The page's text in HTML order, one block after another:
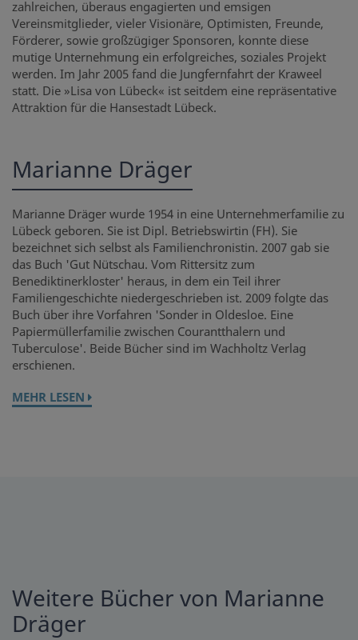
zahlreichen, überaus engagierten und emsigen
Vereinsmitglieder, vieler Visionäre, Optimisten, Freunde,
Förderer, sowie großzügiger Sponsoren, konnte diese
mutige Unternehmung ein erfolgreiches, soziales Projekt
werden. Im Jahr 2005 fand die Jungfernfahrt der Kraweel
statt. Die »Lisa von Lübeck« ist seitdem eine repräsentative
Attraktion für die Hansestadt Lübeck.
Marianne Dräger
Marianne Dräger wurde 1954 in eine Unternehmerfamilie zu
Lübeck geboren. Sie ist Dipl. Betriebswirtin (FH). Sie
bezeichnet sich selbst als Familienchronistin. 2007 gab sie
das Buch 'Gut Nütschau. Vom Rittersitz zum
Benediktinerkloster' heraus, in dem ein Teil ihrer
Familiengeschichte niedergeschrieben ist. 2009 folgte das
Buch über ihre Vorfahren 'Sonder in Oldesloe. Eine
Papiermüllerfamilie zwischen Courantthalern und
Tuberculose'. Beide Bücher sind im Wachholtz Verlag
erschienen.
MEHR LESEN
Weitere Bücher von Marianne
Dräger